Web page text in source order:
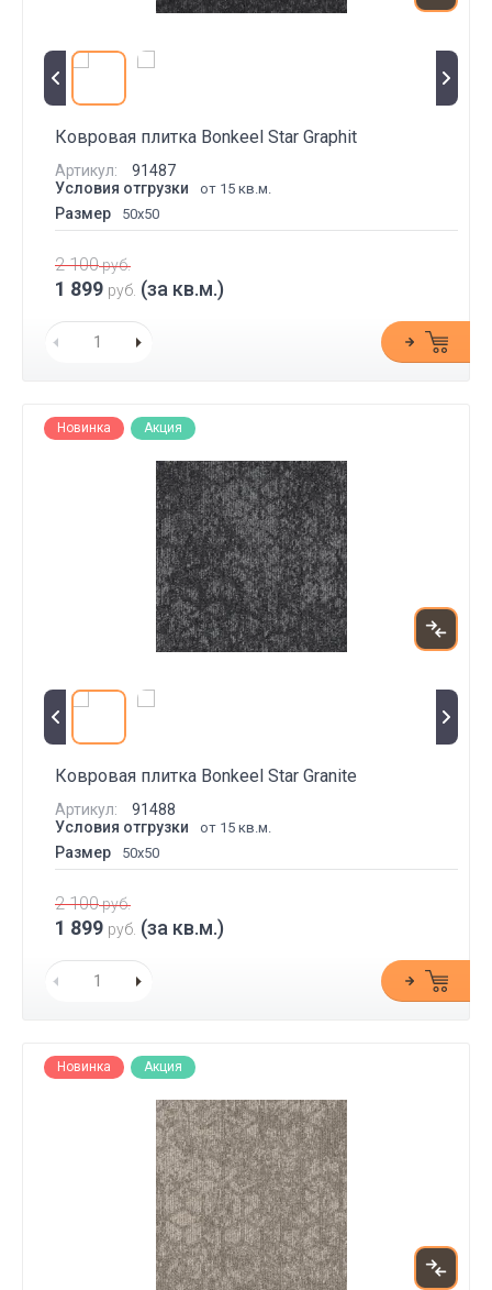
Ковровая плитка Bonkeel Star Graphit
Артикул:
91487
Условия отгрузки
от 15 кв.м.
Размер 50x50
2 100руб.
1 899 руб. (за кв.м.)
Новинка Акция
Ковровая плитка Bonkeel Star Granite
Артикул:
91488
Условия отгрузки
от 15 кв.м.
Размер 50x50
2 100руб.
1 899 руб. (за кв.м.)
Новинка Акция